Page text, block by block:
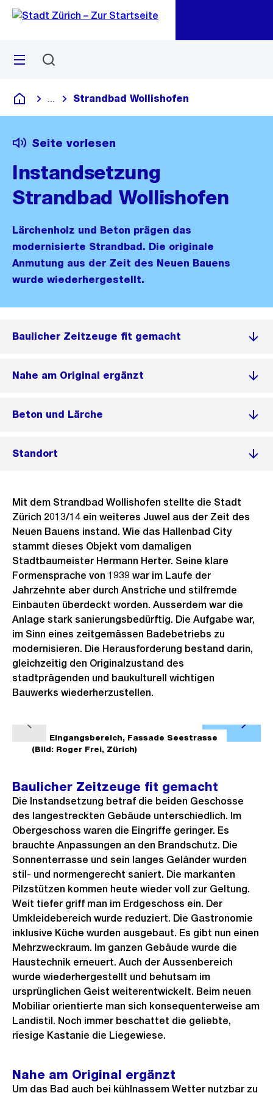
Navigation
Sprunglink
Menü
Deutsch
Blende alle Breadcrumbs ein
Strandbad Wollishofen
Seite vorlesen
Instandsetzung
Strandbad Wollishofen
Lärchenholz und Beton prägen das
modernisierte Strandbad. Die originale
Anmutung aus der Zeit des Neuen Bauens
wurde wiederhergestellt.
Baulicher Zeitzeuge fit gemacht
Nahe am Original ergänzt
Beton und Lärche
Standort
Mit dem Strandbad Wollishofen stellte die Stadt
Zürich 2013/14 ein weiteres Juwel aus der Zeit des
Neuen Bauens instand. Wie das Hallenbad City
stammt dieses Objekt vom damaligen
Stadtbaumeister Hermann Herter. Seine klare
Formensprache von 1939 war im Laufe der
Jahrzehnte aber durch Anstriche und stilfremde
Einbauten überdeckt worden. Ausserdem war die
Anlage stark sanierungsbedürftig. Die Aufgabe war,
im Sinn eines zeitgemässen Badebetriebs zu
modernisieren. Die Herausforderung bestand darin,
gleichzeitig den Originalzustand des
stadtprägenden und baukulturell wichtigen
Bauwerks wiederherzustellen.
o
h
e
r
i
g
e
s
B
i
l
d
n
r
o
s
s
n
s
t
Eingangsbereich, Fassade Seestrasse
(Bild: Roger Frei, Zürich)
Baulicher Zeitzeuge fit gemacht
Die Instandsetzung betraf die beiden Geschosse
des langestreckten Gebäude unterschiedlich. Im
Obergeschoss waren die Eingriffe geringer. Es
brauchte Anpassungen an den Brandschutz. Die
Sonnenterrasse und sein langes Geländer wurden
stil- und normengerecht saniert. Die markanten
Pilzstützen kommen heute wieder voll zur Geltung.
Weit tiefer griff man im Erdgeschoss ein. Der
Umkleidebereich wurde reduziert. Die Gastronomie
inklusive Küche wurden ausgebaut. Es gibt nun einen
Mehrzweckraum. Im ganzen Gebäude wurde die
Haustechnik erneuert. Auch der Aussenbereich
wurde wiederhergestellt und behutsam im
ursprünglichen Geist weiterentwickelt. Beim neuen
Mobiliar orientierte man sich konsequenterweise am
Landistil. Noch immer beschattet die geliebte,
riesige Kastanie die Liegewiese.
Nahe am Original ergänzt
Um das Bad auch bei kühlnassem Wetter nutzbar zu